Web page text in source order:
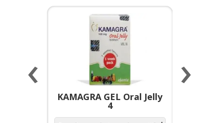
KAMAGRA GEL Oral Jelly
4
‹ ›